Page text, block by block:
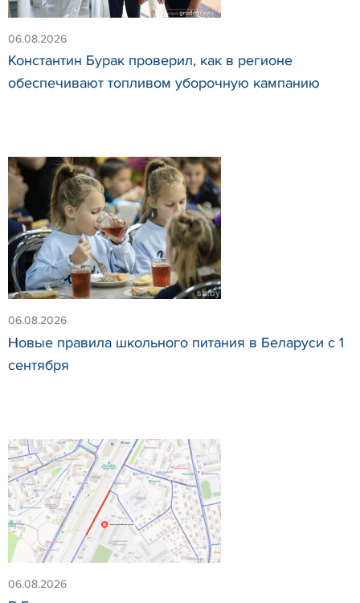
06.08.2026
Константин Бурак проверил, как в регионе
обеспечивают топливом уборочную кампанию
06.08.2026
Новые правила школьного питания в Беларуси с 1
сентября
06.08.2026